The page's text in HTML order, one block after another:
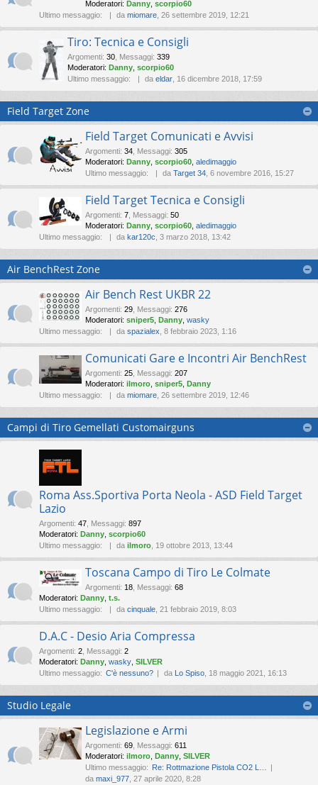
Moderatori: Danny scorpio60
Ultimo messaggio:
da miomare , 26 settembre 2019, 12:21
Tiro: Tecnica e Consigli
Argomenti: 30 Messaggi: 339
Moderatori: Danny scorpio60
Ultimo messaggio:
da eldar , 16 dicembre 2018, 17:59
Field Target Zone
Field Target Comunicati e Avvisi
Argomenti: 34 Messaggi: 305
Moderatori: Danny scorpio60 aledimaggio
Ultimo messaggio:
da Target 34 , 6 novembre 2016, 15:27
Field Target Tecnica e Consigli
Argomenti: 7 Messaggi: 50
Moderatori: Danny scorpio60 aledimaggio
Ultimo messaggio:
da kar120c , 3 marzo 2018, 13:42
Air BenchRest Zone
Air Bench Rest UKBR 22
Argomenti: 29 Messaggi: 276
Moderatori: sniper5 Danny wasky
Ultimo messaggio:
da spazialex , 8 febbraio 2023, 1:16
Comunicati Gare e Incontri Air BenchRest
Argomenti: 25 Messaggi: 207
Moderatori: ilmoro sniper5 Danny
Ultimo messaggio:
da miomare , 26 settembre 2019, 12:46
Campi di Tiro Gemellati Customairguns
Roma Ass.Sportiva Porta Neola - ASD Field Target
Lazio
Argomenti: 47 Messaggi: 897
Moderatori: Danny scorpio60
Ultimo messaggio:
da ilmoro , 19 ottobre 2013, 13:44
Toscana Campo di Tiro Le Colmate
Argomenti: 18 Messaggi: 68
Moderatori: Danny t.s.
Ultimo messaggio:
da cinquale , 21 febbraio 2019, 8:03
D.A.C - Desio Aria Compressa
Argomenti: 2 Messaggi: 2
Moderatori: Danny wasky SILVER
Ultimo messaggio: C'è nessuno? da Lo Spiso , 18 maggio 2021, 16:13
Studio Legale
Legislazione e Armi
Argomenti: 69 Messaggi: 611
Moderatori: ilmoro Danny SILVER
Ultimo messaggio: Re: Rottmazione Pistola CO2 L…
da maxi_977 , 27 aprile 2020, 8:28